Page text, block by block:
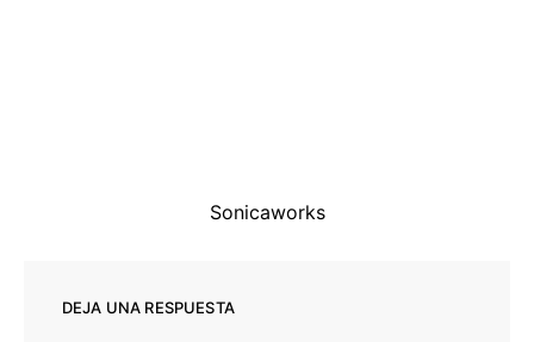
Sonicaworks
DEJA UNA RESPUESTA